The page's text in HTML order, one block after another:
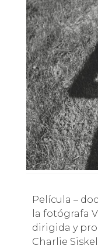
Película – documental americana sobre
la fotógrafa
dirigida y
Charlie